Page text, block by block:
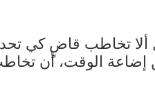
ألا تخاطب قاضٍ كي
الوقت، أن